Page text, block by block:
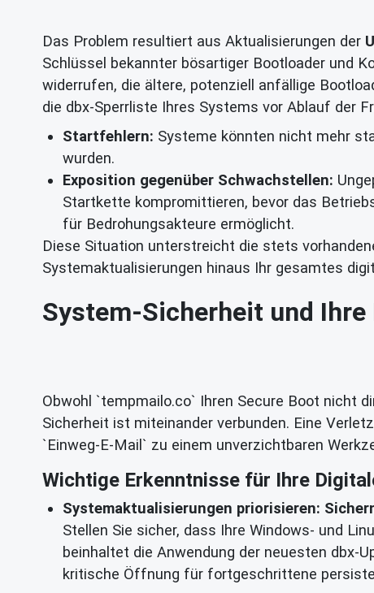
Das Problem resultiert aus Aktualisierungen der
Schlüssel bekannter bösartiger Bootloader und
widerrufen, die ältere, potenziell anfällige
die dbx-Sperrliste Ihres Systems vor Ablauf der
Startfehlern: Systeme könnten nicht mehr
wurden.
Exposition gegenüber Schwachstellen:
Startkette kompromittieren, bevor das
für Bedrohungsakteure ermöglicht.
Diese Situation unterstreicht die stets
Systemaktualisierungen hinaus Ihr gesamtes
System-Sicherheit und
Obwohl `tempmailo.co` Ihren Secure Boot nicht
Sicherheit ist miteinander verbunden. Eine
`Einweg-E-Mail` zu einem unverzichtbaren
Wichtige Erkenntnisse für Ihre
Systemaktualisierungen priorisieren:
Stellen Sie sicher, dass Ihre Windows- und
beinhaltet die Anwendung der neuesten
kritische Öffnung für fortgeschrittene